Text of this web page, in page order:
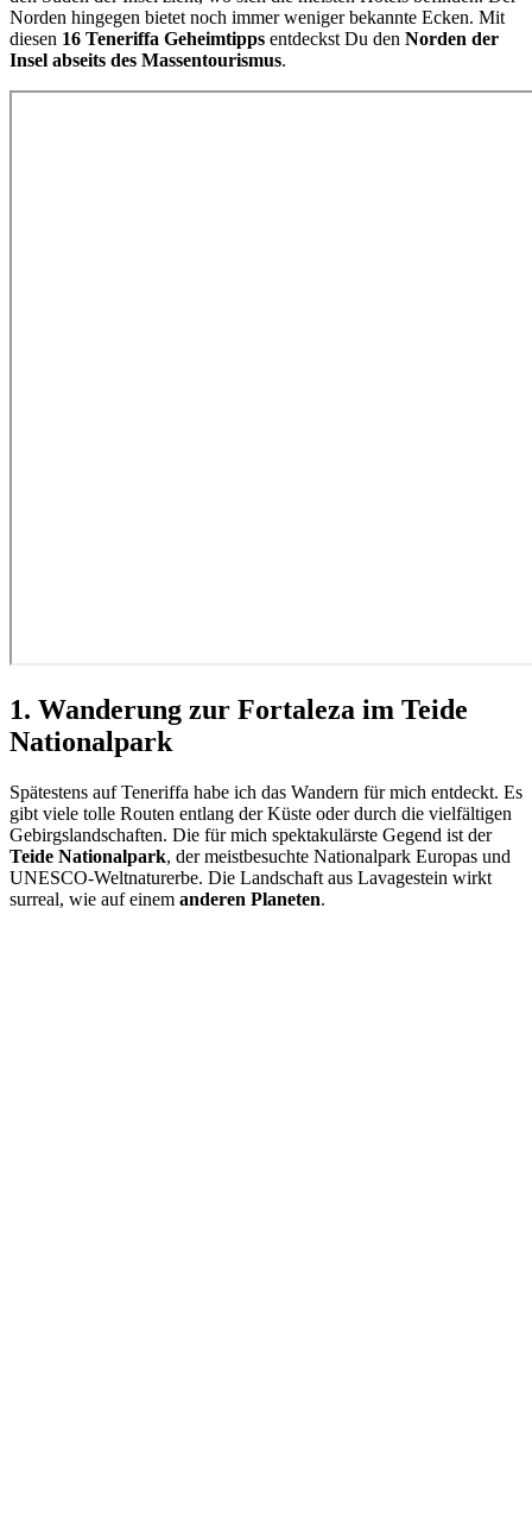
Norden hingegen bietet noch immer weniger bekannte Ecken. Mit
diesen 16 Teneriffa Geheimtipps entdeckst Du den Norden der
Insel abseits des Massentourismus.
1. Wanderung zur Fortaleza im Teide
Nationalpark
Spätestens auf Teneriffa habe ich das Wandern für mich entdeckt. Es
gibt viele tolle Routen entlang der Küste oder durch die vielfältigen
Gebirgslandschaften. Die für mich spektakulärste Gegend ist der
Teide Nationalpark, der meistbesuchte Nationalpark Europas und
UNESCO-Weltnaturerbe. Die Landschaft aus Lavagestein wirkt
surreal, wie auf einem anderen Planeten.